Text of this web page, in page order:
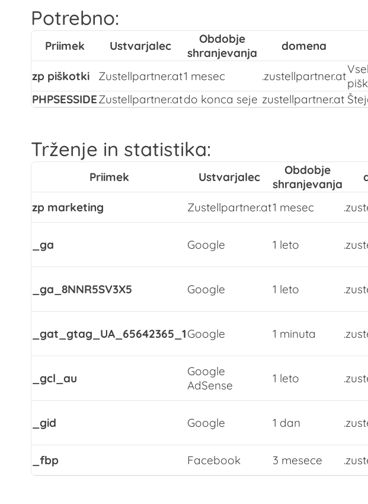
Potrebno:
Priimek Ustvarjalec
Obdobje
shranjevanja
domena
zp piškotki Zustellpartner.at1 mesec .zustellpartner.at
PHPSESSIDEZustellpartner.atdo konca seje zustellpartner.at
Trženje in statistika:
Priimek Ustvarjalec
Obdobje
shranjevanja
zp marketing Zustellpartner.at1 mesec
_ga Google 1 leto
_ga_8NNR5SV3X5 Google 1 leto
_gat_gtag_UA_65642365_1Google 1 minuta
_gcl_au
Google
AdSense
1 leto
_gid Google 1 dan
_fbp
Facebook 3 mesece